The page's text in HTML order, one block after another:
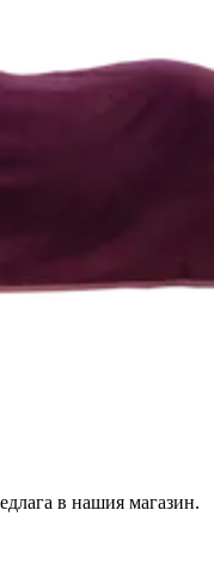
в нашия магазин.